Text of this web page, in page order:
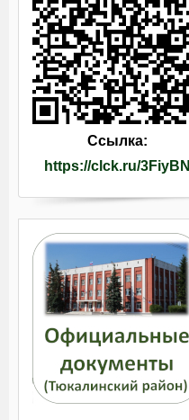
Ссылка:
https://clck.ru/3FiyBN